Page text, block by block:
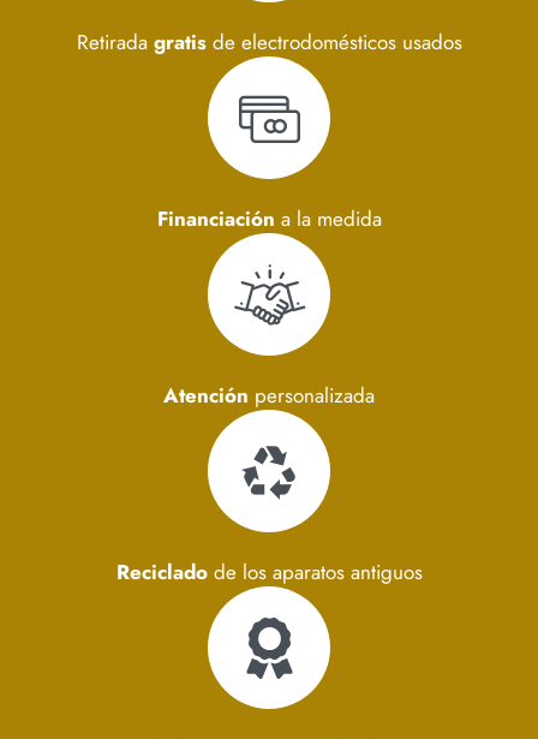
Retirada gratisde electrodomésticos usados
Financiación a la medida
Atención personalizada
Recicladode los aparatos antiguos